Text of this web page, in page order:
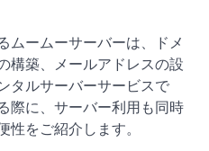
ムームーサーバーは、ドメ
構築、メールアドレスの設
タルサーバーサービスで
際に、サーバー利用も同時
性をご紹介します。